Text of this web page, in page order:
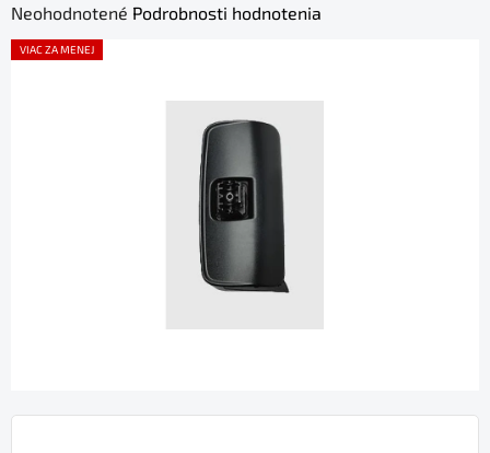
Priemerné
hodnotenie
Neohodnotené Podrobnosti hodnotenia
VIAC ZA MENEJ